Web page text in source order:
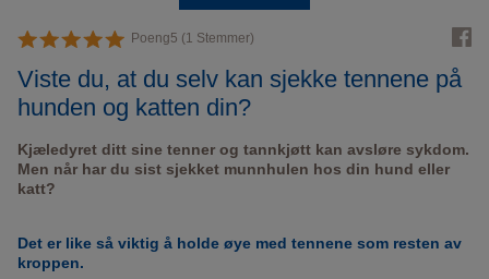
Poeng5 (1 Stemmer)
Viste du, at du selv kan sjekke tennene på
hunden og katten din?
Kjæledyret ditt sine tenner og tannkjøtt kan avsløre sykdom.
Men når har du sist sjekket munnhulen hos din hund eller
katt?
Det er like så viktig å holde øye med tennene som resten av
kroppen.